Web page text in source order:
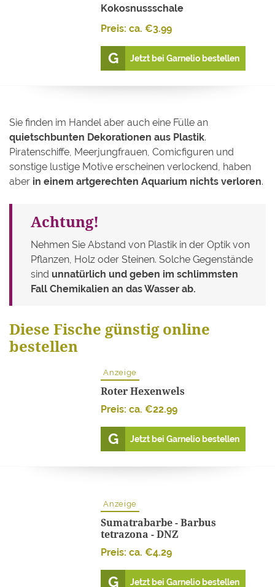
Kokosnussschale
Preis: ca.€3.99
Jetzt bei Garnelio bestellen
Sie finden im Handel aber auch eine Fülle an
quietschbunten Dekorationen aus Plastik.
Piratenschiffe, Meerjungfrauen, Comicfiguren und
sonstige lustige Motive erscheinen verlockend, haben
aber in einem artgerechten Aquarium nichts verloren.
Achtung!
Nehmen Sie Abstand von Plastik in der Optik von
Pflanzen, Holz oder Steinen. Solche Gegenstände
sind unnatürlich und geben im schlimmsten
Fall Chemikalien an das Wasser ab.
Diese Fische günstig online
bestellen
Anzeige
Roter Hexenwels
Preis: ca.€22.99
Jetzt bei Garnelio bestellen
Anzeige
Sumatrabarbe - Barbus
tetrazona - DNZ
Preis: ca.€4.29
Jetzt bei Garnelio bestellen